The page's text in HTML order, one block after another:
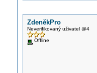
ZdeněkPro
Neverifikovaný uživatel @4
Offline